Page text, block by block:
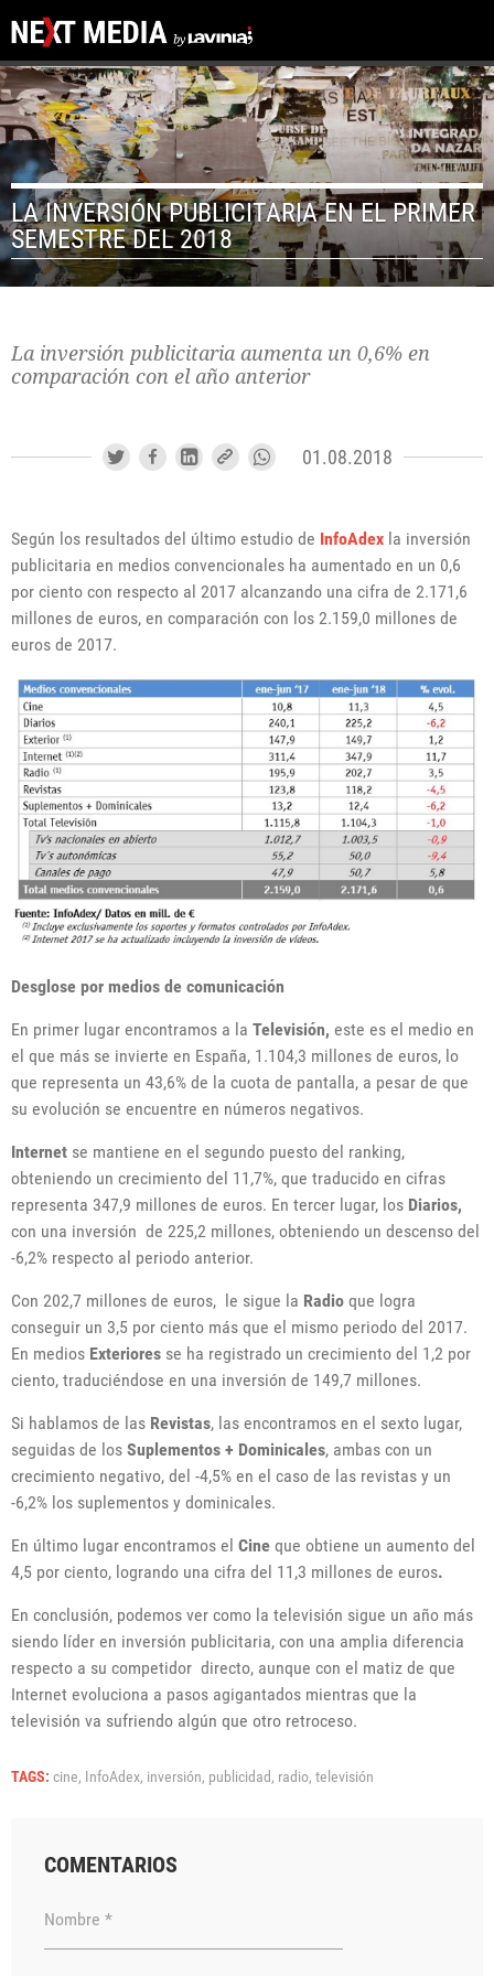
LA INVERSIÓN PUBLICITARIA EN EL PRIMER
SEMESTRE DEL 2018
La inversión publicitaria aumenta un 0,6% en
comparación con el año anterior
01.08.2018
Según los resultados del último estudio de InfoAdex la inversión
publicitaria en medios convencionales ha aumentado en un 0,6
por ciento con respecto al 2017 alcanzando una cifra de 2.171,6
millones de euros, en comparación con los 2.159,0 millones de
euros de 2017.
Desglose por medios de comunicación
En primer lugar encontramos a la Televisión, este es el medio en
el que más se invierte en España, 1.104,3 millones de euros, lo
que representa un 43,6% de la cuota de pantalla, a pesar de que
su evolución se encuentre en números negativos.
Internet se mantiene en el segundo puesto del ranking,
obteniendo un crecimiento del 11,7%, que traducido en cifras
representa 347,9 millones de euros. En tercer lugar, los Diarios,
con una inversión de 225,2 millones, obteniendo un descenso del
-6,2% respecto al periodo anterior.
Con 202,7 millones de euros, le sigue la Radio que logra
conseguir un 3,5 por ciento más que el mismo periodo del 2017.
En medios Exteriores se ha registrado un crecimiento del 1,2 por
ciento, traduciéndose en una inversión de 149,7 millones.
Si hablamos de las Revistas, las encontramos en el sexto lugar,
seguidas de los Suplementos + Dominicales, ambas con un
crecimiento negativo, del -4,5% en el caso de las revistas y un
-6,2% los suplementos y dominicales.
En último lugar encontramos el Cine que obtiene un aumento del
4,5 por ciento, logrando una cifra del 11,3 millones de euros.
En conclusión, podemos ver como la televisión sigue un año más
siendo líder en inversión publicitaria, con una amplia diferencia
respecto a su competidor directo, aunque con el matiz de que
Internet evoluciona a pasos agigantados mientras que la
televisión va sufriendo algún que otro retroceso.
TAGS: cine, InfoAdex, inversión, publicidad, radio, televisión
COMENTARIOS
Nombre *